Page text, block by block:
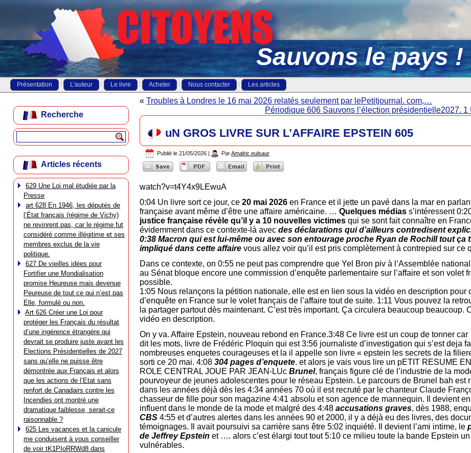
Sauvons le pays !
Présentation L’auteur Le livre Acheter Nous contacter Les articles
Recherche
Articles récents
629 Une Loi mal étudiée par la
Presse
art 628 En 1946, les députés de
l’État français (régime de Vichy)
ne revinrent pas, car le régime fut
considéré comme illégitime et ses
membres exclus de la vie
politique.
627 De vieilles idées pour
Fortifier une Mondialisation
promise Heureuse mais devenue
Peureuse de tout ce qui n’est pas
Elle, formulé ou non.
Art 626 Créer une Loi pour
protéger les Français du résultat
d’une ingérence étrangère qui
devrait se produire juste avant les
Elections Présidentielles de 2027
sans qu’elle ne puisse être
démontrée aux Français et alors
que les actions de l’Etat sans
renfort de Canadairs contre les
Incendies ont montré une
dramatique faiblesse, serait-ce
raisonnable ?
625 Les vacances et la canicule
me conduisent à vous conseiller
de voir tK1PIoRRWd8 dans
« Troubles à Londres le 16 mai 2026 relatés seulement par lePetitjournal. com,…
Périodique 606 Sauvons l’élection présidentielle2027.
uN GROS LIVRE SUR L’AFFAIRE EPSTEIN 605
Publié le 21/05/2026 | ParAmalric eulsaur
watch?v=t4Y4x9LEwuA
0:04 Un livre sort ce jour, ce 20 mai 2026 en France et il jette un pavé dans la mar en
française avant même d’être une affaire américaine. … Quelques médias s’intéressent
justice française révèle qu’il y a 10 nouvelles victimes qui se sont fait connaître en
évidemment dans ce contexte-là avec des déclarations qui d’ailleurs contredisent
0:38 Macron qui est lui-même ou avec son entourage proche Ryan de Rochill tout ça
impliqué dans cette affaire vous allez voir qu’il est pris complètement à contrepied sur ce
Dans ce contexte, on 0:55 ne peut pas comprendre que Yel Bron piv à l’Assemblée
au Sénat bloque encore une commission d’enquête parlementaire sur l’affaire et son volet
possible.
1:05 Nous relançons la pétition nationale, elle est en lien sous la vidéo en description pour
d’enquête en France sur le volet français de l’affaire tout de suite. 1:11 Vous pouvez la
la partager partout dès maintenant. C’est très important. Ça circulera beaucoup beaucoup.
vidéo en description.
On y va. Affaire Epstein, nouveau rebond en France.3:48 Ce livre est un coup de tonner
dit les mots, livre de Frédéric Ploquin qui est 3:56 journaliste d’investigation qui s’est deja
nombreuses enquetes courageuses et la il appelle son livre « epstein les secrets de la
sorti ce 20 mai. 4:08 304 pages d’enquete. et alors je vais vous lire un pETIT RESUME
ROLE CENTRAL JOUE PAR JEAN-LUc Brunel, français figure clé de l’industrie de la
pourvoyeur de jeunes adolescentes pour le réseau Epstein. Le parcours de Brunel bah est
dans les années déjà dès les 4:34 années 70 où il est recruté par le chanteur Claude
chasseur de fille pour son magazine 4:41 absolu et son agence de mannequin. Il devient
influent dans le monde de la mode et malgré des 4:48 accusations graves, dès 1988,
CBS 4:55 et d’autres alertes dans les années 90 et 2000, il y a déjà eu des livres, des
témoignages. Il avait poursuivi sa carrière sans être 5:02 inquiété. Il devient l’ami intime, le
de Jeffrey Epstein et …. alors c’est élargi tout tout 5:10 ce milieu toute la bande Epstein
vulnérables.